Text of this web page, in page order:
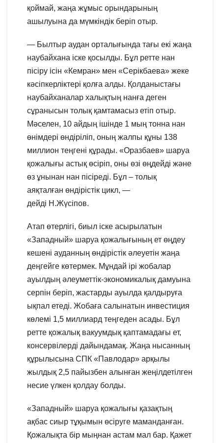
қоймай, жаңа жұмыс орындарының
ашылуына да мүмкіндік беріп отыр.
— Былтыр аудан орталығында тағы екі жаңа
наубайхана іске қосылды. Бұл ретте нан
пісіру ісін «Кемран» мен «Серікбаева» жеке
кәсіпкерліктері қолға алды. Қолданыстағы
наубайханалар халықтың нанға деген
сұранысын толық қамтамасыз етіп отыр.
Мәселен, 10 айдың ішінде 1 мың тонна нан
өнімдері өндіріліп, оның жалпы құны 138
миллион теңгені құрады. «Оразбаев» шаруа
қожалығы астық өсіріп, оны өзі өңдейді және
өз ұнынан нан пісіреді. Бұл – толық
аяқталған өндірістік цикл, —
дейді Н.Жүсіпов.
Атап өтерлігі, биыл іске асырылатын
«Западный» шаруа қожалығының ет өңдеу
кешені ауданның өндірістік әлеуетін жаңа
деңгейге көтермек. Мұндай ірі жобалар
ауылдың әлеуметтік-экономикалық дамуына
серпін беріп, жастарды ауылда қалдыруға
ықпал етеді. Жобаға салынатын инвестиция
көлемі 1,5 миллиард теңгеден асады. Бұл
ретте қожалық вакуумдық қаптамадағы ет,
консервілерді дайындамақ. Жаңа нысанның
құрылысына СПК «Павлодар» арқылы
жылдық 2,5 пайызбен алынған жеңілдетілген
несие үлкен қолдау болды.
«Западный» шаруа қожалығы қазақтың
ақбас сиыр тұқымын өсіруге маманданған.
Қожалықта бір мыңнан астам мал бар. Қажет